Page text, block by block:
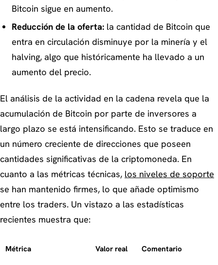
Bitcoin sigue en aumento.
Reducción de la oferta:la cantidad de Bitcoin que
entra en circulación disminuye por la minería y el
halving, algo que históricamente ha llevado a un
aumento del precio.
El análisis de la actividad en la cadena revela que la
acumulación de Bitcoin por parte de inversores a
largo plazo se está intensificando. Esto se traduce en
un número creciente de direcciones que poseen
cantidades significativas de la criptomoneda. En
cuanto a las métricas técnicas, los niveles de soporte
se han mantenido firmes, lo que añade optimismo
entre los traders. Un vistazo a las estadísticas
recientes muestra que:
Métrica Valor real Comentario